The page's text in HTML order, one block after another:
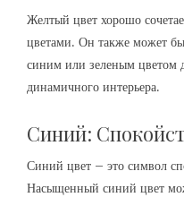
Желтый цвет хорошо
цветами. Он также может
синим или зеленым цветом
динамичного интерьера.
Синий:
Синий цвет – это символ
Насыщенный синий цвет